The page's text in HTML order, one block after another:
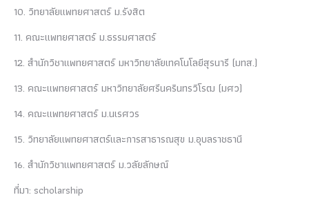
10. วิทยาลัยแพทยศาสตร์ ม.รังสิต
11. คณะแพทยศาสตร์ ม.ธรรมศาสตร์
12. สำนักวิชาแพทยศาสตร์ มหาวิทยาลัยเทคโนโลยีสุรนารี (มทส.)
13. คณะแพทยศาสตร์ มหาวิทยาลัยศรีนครินทรวิโรฒ (มศว)
14. คณะแพทยศาสตร์ ม.นเรศวร
15. วิทยาลัยแพทยศาสตร์และการสาธารณสุข ม.อุบลราชธานี
16. สำนักวิชาแพทยศาสตร์ ม.วลัยลักษณ์
ที่มา: scholarship